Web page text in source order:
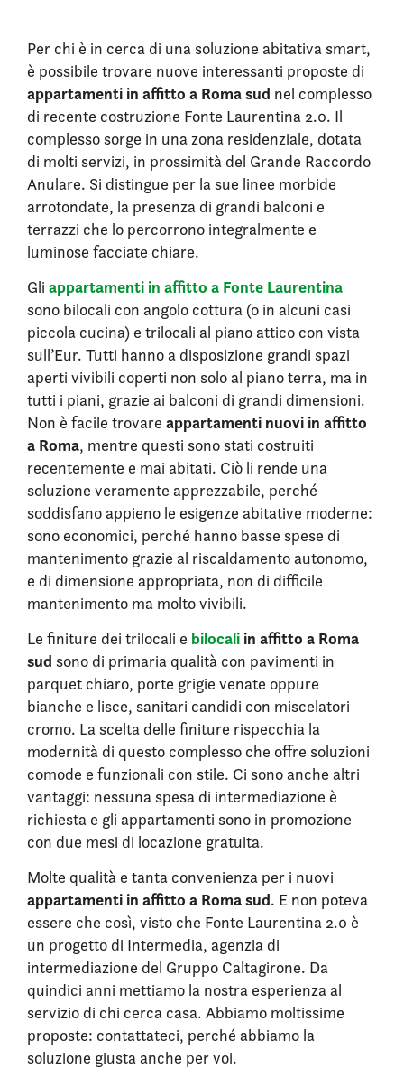
Per chi è in cerca di una soluzione abitativa smart,
è possibile trovare nuove interessanti proposte di
appartamenti in affitto a Roma sud nel complesso
di recente costruzione Fonte Laurentina 2.0. Il
complesso sorge in una zona residenziale, dotata
di molti servizi, in prossimità del Grande Raccordo
Anulare. Si distingue per la sue linee morbide
arrotondate, la presenza di grandi balconi e
terrazzi che lo percorrono integralmente e
luminose facciate chiare.
Gli appartamenti in affitto a Fonte Laurentina
sono bilocali con angolo cottura (o in alcuni casi
piccola cucina) e trilocali al piano attico con vista
sull’Eur. Tutti hanno a disposizione grandi spazi
aperti vivibili coperti non solo al piano terra, ma in
tutti i piani, grazie ai balconi di grandi dimensioni.
Non è facile trovare appartamenti nuovi in affitto
a Roma, mentre questi sono stati costruiti
recentemente e mai abitati. Ciò li rende una
soluzione veramente apprezzabile, perché
soddisfano appieno le esigenze abitative moderne:
sono economici, perché hanno basse spese di
mantenimento grazie al riscaldamento autonomo,
e di dimensione appropriata, non di difficile
mantenimento ma molto vivibili.
Le finiture dei trilocali e bilocali in affitto a Roma
sud sono di primaria qualità con pavimenti in
parquet chiaro, porte grigie venate oppure
bianche e lisce, sanitari candidi con miscelatori
cromo. La scelta delle finiture rispecchia la
modernità di questo complesso che offre soluzioni
comode e funzionali con stile. Ci sono anche altri
vantaggi: nessuna spesa di intermediazione è
richiesta e gli appartamenti sono in promozione
con due mesi di locazione gratuita.
Molte qualità e tanta convenienza per i nuovi
appartamenti in affitto a Roma sud. E non poteva
essere che così, visto che Fonte Laurentina 2.0 è
un progetto di Intermedia, agenzia di
intermediazione del Gruppo Caltagirone. Da
quindici anni mettiamo la nostra esperienza al
servizio di chi cerca casa. Abbiamo moltissime
proposte: contattateci, perché abbiamo la
soluzione giusta anche per voi.